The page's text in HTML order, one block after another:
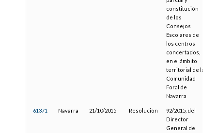
constitución
de los
Consejos
Escolares de
los centros
concertados,
en el ámbito
territorial de la
Comunidad
Foral de
Navarra
61371 Navarra 21/10/2015 Resolución
92/2015, del
Director
General de